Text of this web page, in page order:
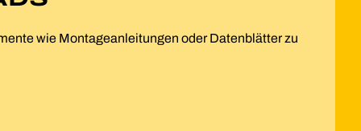
wie Montageanleitungen oder Datenblätter zu